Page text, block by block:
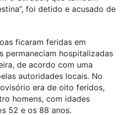
foi detido e acusado de
ficaram feridas em
permaneciam hospitalizadas
de acordo com uma
autoridades locais. No
era de oito feridos,
homens, com idades
52 e os 88 anos.